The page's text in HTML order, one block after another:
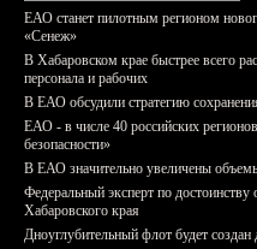
ЕАО станет пилотным регионом
«Сенеж»
В Хабаровском крае быстрее всего
персонала и рабочих
В ЕАО обсудили стратегию
ЕАО - в числе 40 российских
безопасности»
В ЕАО значительно увеличены
Федеральный эксперт по
Хабаровского края
Дноуглубительный флот будет